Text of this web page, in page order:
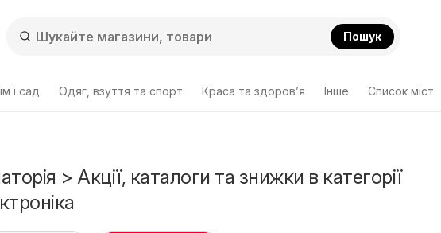
Пошук
і сад Одяг, взуття та спорт Краса та здоров’я Інше Cписок міст
> Акції, каталоги та знижки в категорії